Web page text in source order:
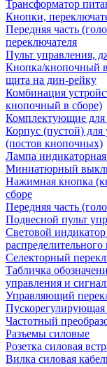
Трансформатор
Кнопки,
Передняя часть
переключателя
Пульт управления,
Кнопка/кнопочный
щита на дин-рейку
Комбинация
кнопочный в сборе)
Комплектующие для
Корпус (пустой) для
(постов кнопочных)
Лампа
Миниатюрный
Нажимная кнопка
сборе
Передняя часть
Подвесной пульт
Световой
Селекторный
Табличка
управления и
Управляющий
Пускорегулирующая
Частотный
Разъемы силовые
Розетка силовая
Вилка силовая